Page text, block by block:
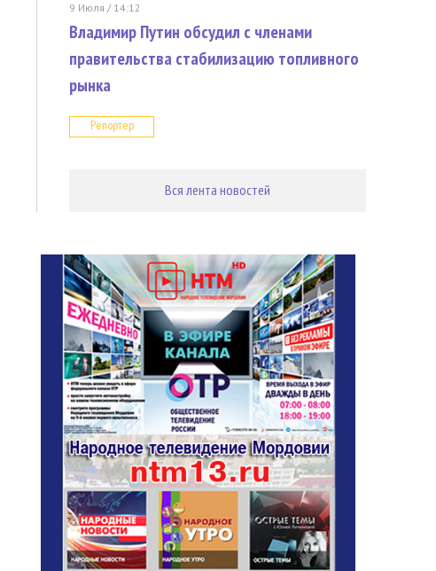
9 Июля / 14:12
Владимир Путин обсудил с членами
правительства стабилизацию топливного
рынка
Репортер
Вся лента новостей